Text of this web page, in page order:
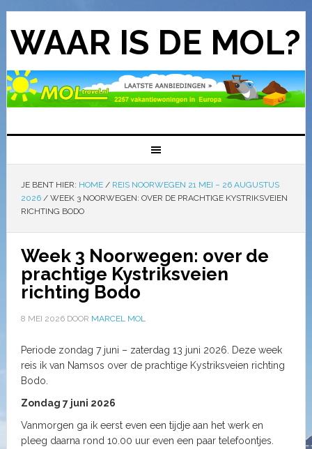
WAAR IS DE MOL?
JE BENT HIER: HOME / REIS NOORWEGEN 21 MEI – 26 AUGUSTUS
2026 /WEEK 3 NOORWEGEN: OVER DE PRACHTIGE KYSTRIKSVEIEN
RICHTING BODO
Week 3 Noorwegen: over de
prachtige Kystriksveien
richting Bodo
8 MEI 2026DOOR MARCEL MOL
Periode zondag 7 juni – zaterdag 13 juni 2026. Deze week
reis ik van Namsos over de prachtige Kystriksveien richting
Bodo.
Zondag 7 juni 2026
Vanmorgen ga ik eerst even een tijdje aan het werk en
pleeg daarna rond 10.00 uur even een paar telefoontjes.